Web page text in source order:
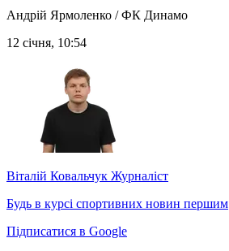
Андрій Ярмоленко / ФК Динамо
12 січня, 10:54
Віталій Ковальчук Журналіст
Будь в курсі спортивних новин першим
Підписатися в Google